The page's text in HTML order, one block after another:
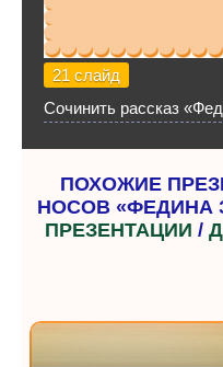
21 слайд
Сочинить рассказ
ПОХОЖИЕ
НОСОВ «ФЕДИНА
ПРЕЗЕНТАЦИИ /